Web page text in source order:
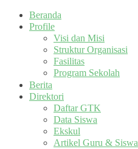
Beranda
Profile
Visi dan Misi
Struktur Organisasi
Fasilitas
Program Sekolah
Berita
Direktori
Daftar GTK
Data Siswa
Ekskul
Artikel Guru & Siswa